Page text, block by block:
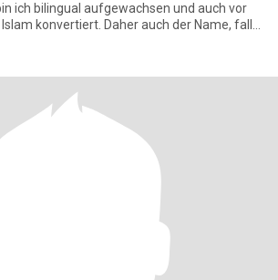
ich bilingual aufgewachsen und auch vor
konvertiert. Daher auch der Name, falls